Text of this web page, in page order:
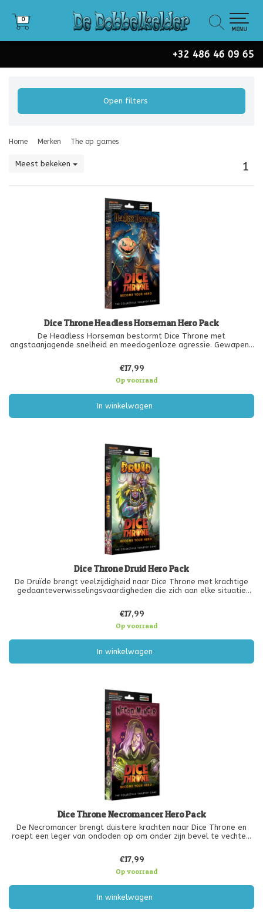
+32 486 46 09 65
0
0
MENU
Open filters
Home Merken The op games
Meest bekeken 1
Dice Throne Headless Horseman Hero Pack
De Headless Horseman bestormt Dice Throne met
angstaanjagende snelheid en meedogenloze agressie. Gewapend
dwingen. Dit heldenpa
€17,99
Op voorraad
In winkelwagen
Dice Throne Druid Hero Pack
De Druïde brengt veelzijdigheid naar Dice Throne met krachtige
gedaanteverwisselingsvaardigheden die zich aan elke situatie
om verwoest
€17,99
Op voorraad
In winkelwagen
Dice Throne Necromancer Hero Pack
De Necromancer brengt duistere krachten naar Dice Throne en
roept een leger van ondoden op om onder zijn bevel te vechten.
overweldigen va
€17,99
Op voorraad
In winkelwagen